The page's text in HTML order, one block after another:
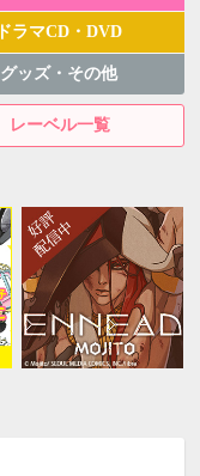
ドラマCD・DVD
グッズ・その他
レーベル一覧